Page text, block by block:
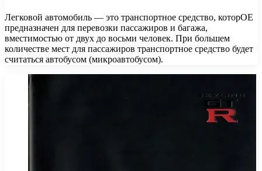
Легковой автомобиль — это транспортное средство, которОЕ
предназначен для перевозки пассажиров и багажа,
вместимостью от двух до восьми человек. При большем
количестве мест для пассажиров транспортное средство будет
считаться автобусом (микроавтобусом).